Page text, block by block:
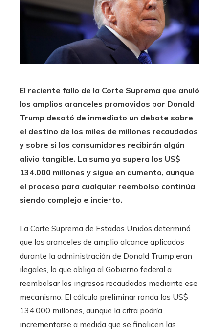
El reciente fallo de la Corte Suprema que anuló
los amplios aranceles promovidos por Donald
Trump desató de inmediato un debate sobre
el destino de los miles de millones recaudados
y sobre si los consumidores recibirán algún
alivio tangible. La suma ya supera los US$
134.000 millones y sigue en aumento, aunque
el proceso para cualquier reembolso continúa
siendo complejo e incierto.
La Corte Suprema de Estados Unidos determinó
que los aranceles de amplio alcance aplicados
durante la administración de Donald Trump eran
ilegales, lo que obliga al Gobierno federal a
reembolsar los ingresos recaudados mediante ese
mecanismo. El cálculo preliminar ronda los US$
134.000 millones, aunque la cifra podría
incrementarse a medida que se finalicen las